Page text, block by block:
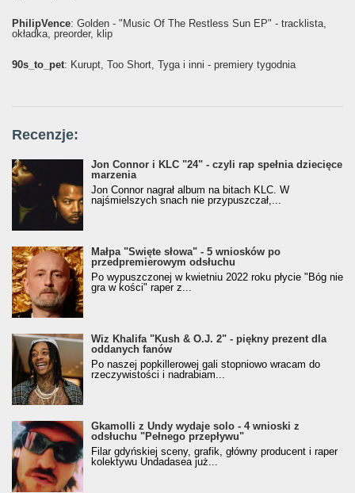
PhilipVence: Golden - "Music Of The Restless Sun EP" - tracklista,
okładka, preorder, klip
90s_to_pet: Kurupt, Too Short, Tyga i inni - premiery tygodnia
Recenzje:
Jon Connor i KLC "24" - czyli rap spełnia dziecięce
marzenia
Jon Connor nagrał album na bitach KLC. W
najśmielszych snach nie przypuszczał,...
Małpa "Święte słowa" - 5 wniosków po
przedpremierowym odsłuchu
Po wypuszczonej w kwietniu 2022 roku płycie "Bóg nie
gra w kości" raper z...
Wiz Khalifa "Kush & O.J. 2" - piękny prezent dla
oddanych fanów
Po naszej popkillerowej gali stopniowo wracam do
rzeczywistości i nadrabiam...
Gkamolli z Undy wydaje solo - 4 wnioski z
odsłuchu "Pełnego przepływu"
Filar gdyńskiej sceny, grafik, główny producent i raper
kolektywu Undadasea już...